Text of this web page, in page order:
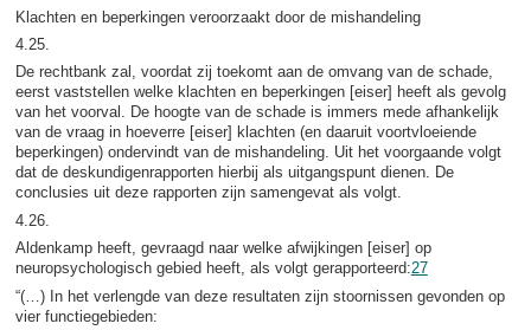
Klachten en beperkingen veroorzaakt door de mishandeling
4.25.
De rechtbank zal, voordat zij toekomt aan de omvang van de schade,
eerst vaststellen welke klachten en beperkingen [eiser] heeft als gevolg
van het voorval. De hoogte van de schade is immers mede afhankelijk
van de vraag in hoeverre [eiser] klachten (en daaruit voortvloeiende
beperkingen) ondervindt van de mishandeling. Uit het voorgaande volgt
dat de deskundigenrapporten hierbij als uitgangspunt dienen. De
conclusies uit deze rapporten zijn samengevat als volgt.
4.26.
Aldenkamp heeft, gevraagd naar welke afwijkingen [eiser] op
neuropsychologisch gebied heeft, als volgt gerapporteerd:27
“(…) In het verlengde van deze resultaten zijn stoornissen gevonden op
vier functiegebieden: